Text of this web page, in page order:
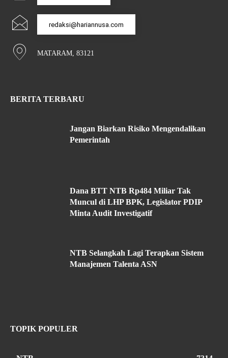
redaksi@hariannusa.com
MATARAM, 83121
BERITA TERBARU
Jangan Biarkan Risiko Mengendalikan
Pemerintah
Dana BTT NTB Rp484 Miliar Tak
Muncul di LHP BPK, Legislator PDIP
Minta Audit Investigatif
NTB Selangkah Lagi Terapkan Sistem
Manajemen Talenta ASN
TOPIK POPULER